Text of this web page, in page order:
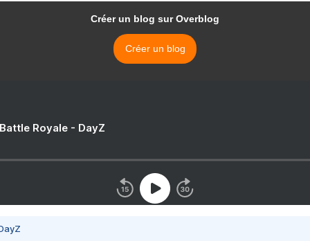
Créer un blog sur Overblog
Créer un blog
Royale - DayZ